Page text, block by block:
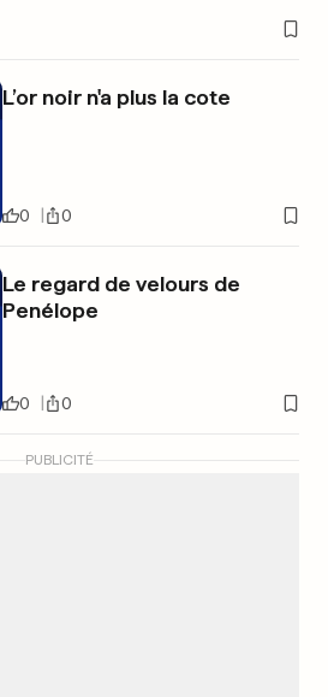
L’or noir n'a plus la cote
0 0
Le regard de velours de
Penélope
0 0
PUBLICITÉ